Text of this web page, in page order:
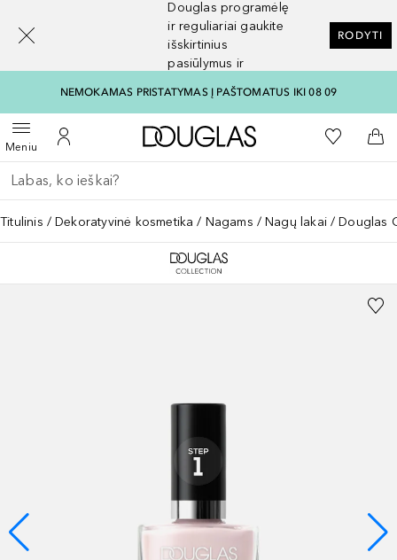
Douglas programėlę
ir reguliariai gaukite
išskirtinius
pasiūlymus ir
RODYTI
NEMOKAMAS PRISTATYMAS Į PAŠTOMATUS IKI 08 09
MeniuAtidaryti meniuĮ mano paskyrą
Į Douglas pagrindinį
Į mano
Į
Grįžk atgal
Vykdykite paiešką
Titulinis Dekoratyvinė kosmetika Nagams Nagų lakai Douglas
[navigation.slideout.screenreader]